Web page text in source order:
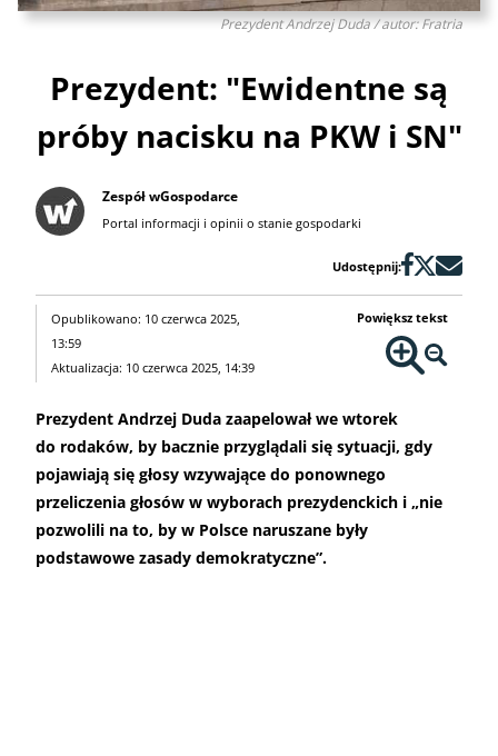
Prezydent Andrzej Duda / autor: Fratria
Prezydent: "Ewidentne są
próby nacisku na PKW i SN"
Zespół wGospodarce
Portal informacji i opinii o stanie gospodarki
Udostępnij:
Opublikowano: 10 czerwca 2025,
13:59
Aktualizacja: 10 czerwca 2025, 14:39
Powiększ tekst
Prezydent Andrzej Duda zaapelował we wtorek
do rodaków, by bacznie przyglądali się sytuacji, gdy
pojawiają się głosy wzywające do ponownego
przeliczenia głosów w wyborach prezydenckich i „nie
pozwolili na to, by w Polsce naruszane były
podstawowe zasady demokratyczne”.